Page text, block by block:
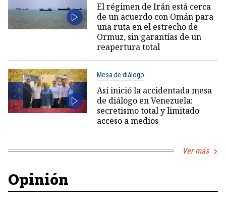
El régimen de Irán está cerca
de un acuerdo con Omán para
una ruta en el estrecho de
Ormuz, sin garantías de un
reapertura total
Mesa de diálogo
Así inició la accidentada mesa
de diálogo en Venezuela:
secretismo total y limitado
acceso a medios
Ver más
Opinión